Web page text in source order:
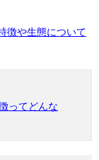
徴や生態について
ってどんな